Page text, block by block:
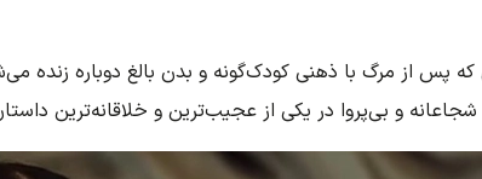
که پس از مرگ با ذهنی کودک‌گونه و بدن بالغ دوباره زنده
شجاعانه و بی‌پروا در یکی از عجیب‌ترین و خلاقانه‌ترین